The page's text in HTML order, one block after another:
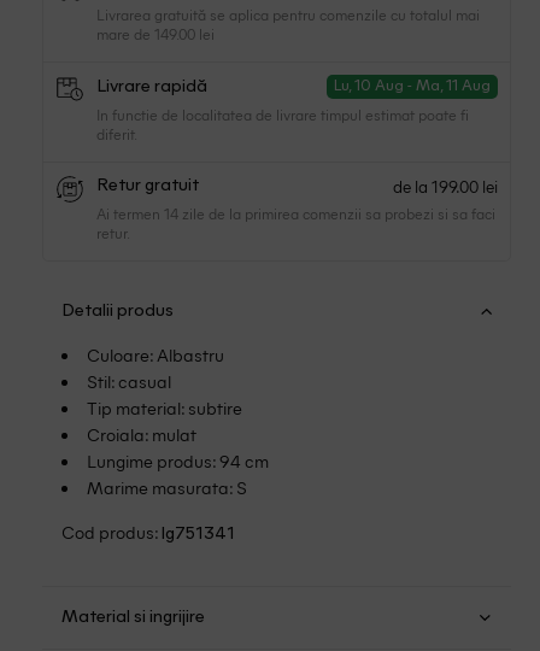
Livrarea gratuită se aplica pentru comenzile cu totalul mai
mare de 149.00 lei
Livrare rapidă Lu, 10 Aug - Ma, 11 Aug
In functie de localitatea de livrare timpul estimat poate fi
diferit.
Retur gratuit de la 199.00 lei
Ai termen 14 zile de la primirea comenzii sa probezi si sa faci
retur.
Detalii produs
Culoare: Albastru
Stil: casual
Tip material: subtire
Croiala: mulat
Lungime produs: 94 cm
Marime masurata: S
Cod produs: lg751341
Material si ingrijire